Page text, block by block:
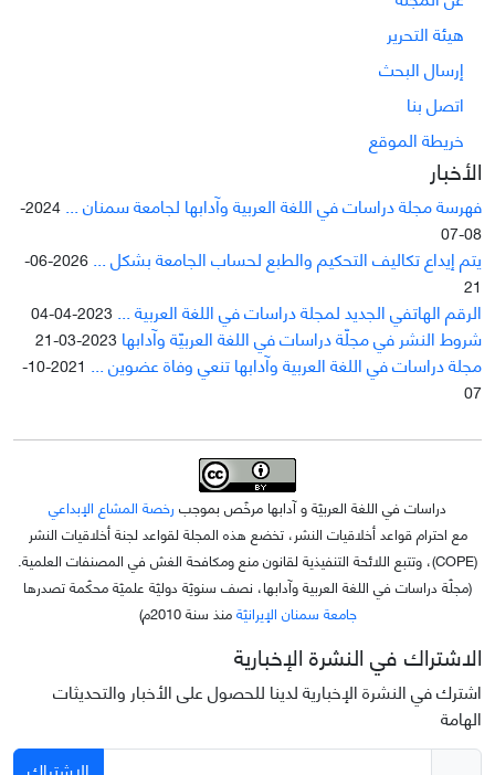
هيئة التحرير
إرسال البحث
اتصل بنا
خريطة الموقع
الأخبار
فهرسة مجلة دراسات في اللغة العربية وآدابها لجامعة سمنان ...
2024-
08-07
يتم إيداع تکاليف التحکيم والطبع لحساب الجامعة بشکل ...
2026-06-
21
الرقم الهاتفي الجديد لمجلة دراسات في اللغة العربية ... 2023-04-04
شروط النشر في مجلّة دراسات في اللغة العربيّة وآدابها 2023-03-21
مجلة دراسات في اللغة العربية وآدابها تنعي وفاة عضوين ...
2021-10-
07
دراسات في اللغة العربيّة و آدابها مرخّص بموجب رخصة المشاع الإبداعي
مع احترام قواعد أخلاقيات النشر، تخضع هذه المجلة لقواعد لجنة أخلاقيات النشر
(COPE)، وتتبع اللائحة التنفيذية لقانون منع ومكافحة الغش في المصنفات العلمية.
(مجلّة دراسات في اللغة العربية وآدابها، نصف سنويّة دوليّة علميّة محکّمة تصدرها
جامعة سمنان الإيرانيّةمنذ سنة 2010م)
الاشتراك في النشرة الإخبارية
اشترك في النشرة الإخبارية لدينا للحصول على الأخبار والتحديثات
الهامة